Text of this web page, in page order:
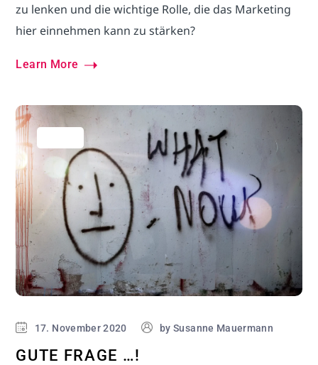
zu lenken und die wichtige Rolle, die das Marketing
hier einnehmen kann zu stärken?
Learn More
17. November 2020 bySusanne Mauermann
GUTE FRAGE …!